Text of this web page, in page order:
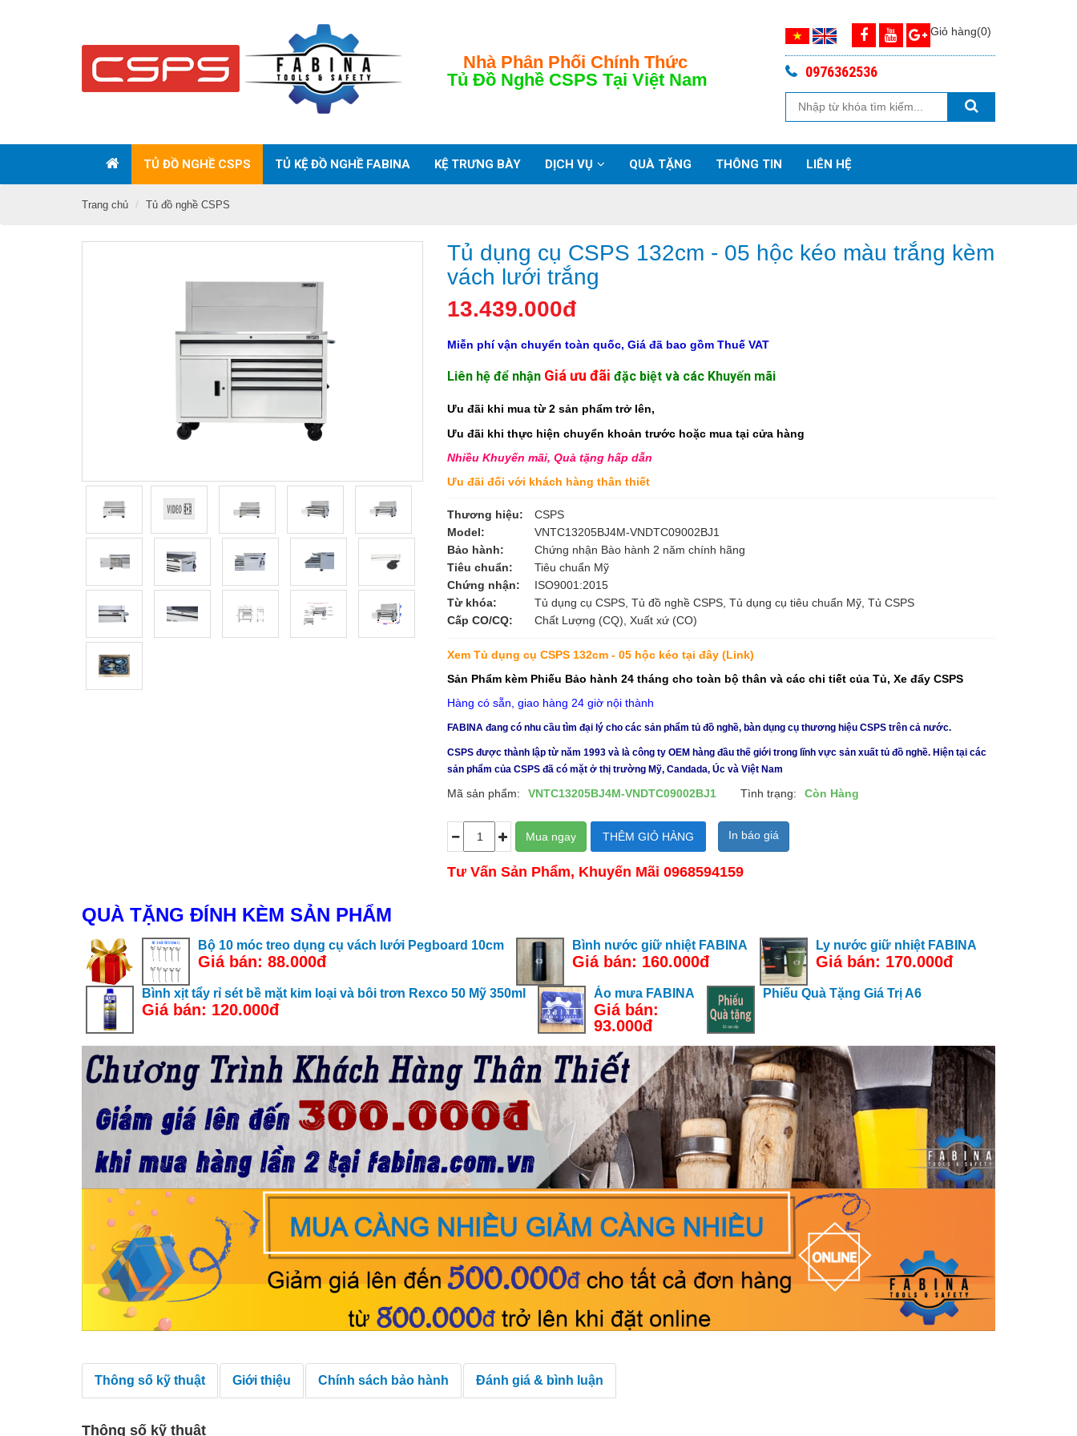
Nhà Phân Phối Chính Thức
Tủ Đồ Nghề CSPSTại Việt Nam
Giỏ hàng(0)
0976362536
TỦ ĐỒ NGHỀ CSPS TỦ KỆ ĐỒ NGHỀ FABINA KỆ TRƯNG BÀY DỊCH VỤ QUÀ TẶNG THÔNG TIN LIÊN HỆ
Trang chủ Tủ đồ nghề CSPS
Tủ dụng cụ CSPS 132cm - 05 hộc kéo màu trắng kèm
vách lưới trắng
13.439.000đ
Miễn phí vận chuyển toàn quốc, Giá đã bao gồm Thuế VAT
Liên hệ để nhận Giá ưu đãi đặc biệt và các Khuyến mãi
Ưu đãi khi mua từ 2 sản phẩm trở lên,
Ưu đãi khi thực hiện chuyển khoản trước hoặc mua tại cửa hàng
Nhiều Khuyến mãi, Quà tặng hấp dẫn
Ưu đãi đối với khách hàng thân thiết
Thương hiệu:
CSPS
Model:
VNTC13205BJ4M-VNDTC09002BJ1
Bảo hành:
Chứng nhận Bào hành 2 năm chính hãng
Tiêu chuẩn:
Tiêu chuẩn Mỹ
Chứng nhận:
ISO9001:2015
Từ khóa:
Tủ dụng cụ CSPS, Tủ đồ nghề CSPS, Tủ dụng cụ tiêu chuẩn Mỹ, Tủ CSPS
Cấp CO/CQ:
Chất Lượng (CQ), Xuất xứ (CO)
Xem Tủ dụng cụ CSPS 132cm - 05 hộc kéo tại đây (Link)
Sản Phẩm kèm Phiếu Bảo hành 24 tháng cho toàn bộ thân và các chi tiết của Tủ, Xe đẩy CSPS
Hàng có sẵn, giao hàng 24 giờ nội thành
FABINA đang có nhu cầu tìm đại lý cho các sản phẩm tủ đồ nghề, bàn dụng cụ thương hiệu CSPS trên cả nước.
CSPS được thành lập từ năm 1993 và là công ty OEM hàng đầu thế giới trong lĩnh vực sản xuất tủ đồ nghề. Hiện tại các
sản phẩm của CSPS đã có mặt ở thị trường Mỹ, Candada, Úc và Việt Nam
Mã sản phẩm: VNTC13205BJ4M-VNDTC09002BJ1 Tình trạng: Còn Hàng
In báo giá
Tư Vấn Sản Phẩm, Khuyến Mãi 0968594159
QUÀ TẶNG ĐÍNH KÈM SẢN PHẨM
Bộ 10 móc treo dụng cụ vách lưới Pegboard 10cm
Giá bán: 88.000đ
Bình nước giữ nhiệt FABINA
Giá bán: 160.000đ
Ly nước giữ nhiệt FABINA
Giá bán: 170.000đ
Bình xịt tẩy rỉ sét bề mặt kim loại và bôi trơn Rexco 50 Mỹ 350ml
Giá bán: 120.000đ
Áo mưa FABINA
Giá bán:
93.000đ
Phiếu Quà Tặng Giá Trị A6
Thông số kỹ thuật Giới thiệu Chính sách bảo hành Đánh giá & bình luận
Thông số kỹ thuật